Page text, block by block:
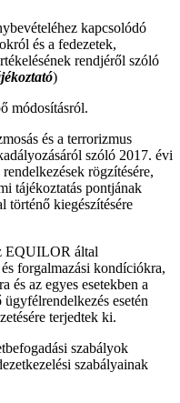
kapcsolódó
és a fedezetek,
rendjéről szóló
)
módosításról.
és a terrorizmus
szóló 2017. évi
rögzítésére,
tájékoztatás pontjának
történő kiegészítésére
EQUILOR által
forgalmazási kondíciókra,
és az egyes esetekben a
esetén
terjedtek ki.
szabályok
szabályainak